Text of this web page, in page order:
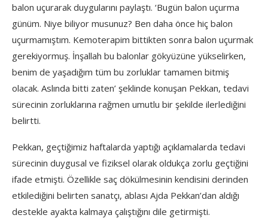
balon uçurarak duygularını paylaştı. ‘Bugün balon uçurma
günüm. Niye biliyor musunuz? Ben daha önce hiç balon
uçurmamıştım. Kemoterapim bittikten sonra balon uçurmak
gerekiyormuş. İnşallah bu balonlar gökyüzüne yükselirken,
benim de yaşadığım tüm bu zorluklar tamamen bitmiş
olacak. Aslında bitti zaten’ şeklinde konuşan Pekkan, tedavi
sürecinin zorluklarına rağmen umutlu bir şekilde ilerlediğini
belirtti.
Pekkan, geçtiğimiz haftalarda yaptığı açıklamalarda tedavi
sürecinin duygusal ve fiziksel olarak oldukça zorlu geçtiğini
ifade etmişti. Özellikle saç dökülmesinin kendisini derinden
etkilediğini belirten sanatçı, ablası Ajda Pekkan’dan aldığı
destekle ayakta kalmaya çalıştığını dile getirmişti.